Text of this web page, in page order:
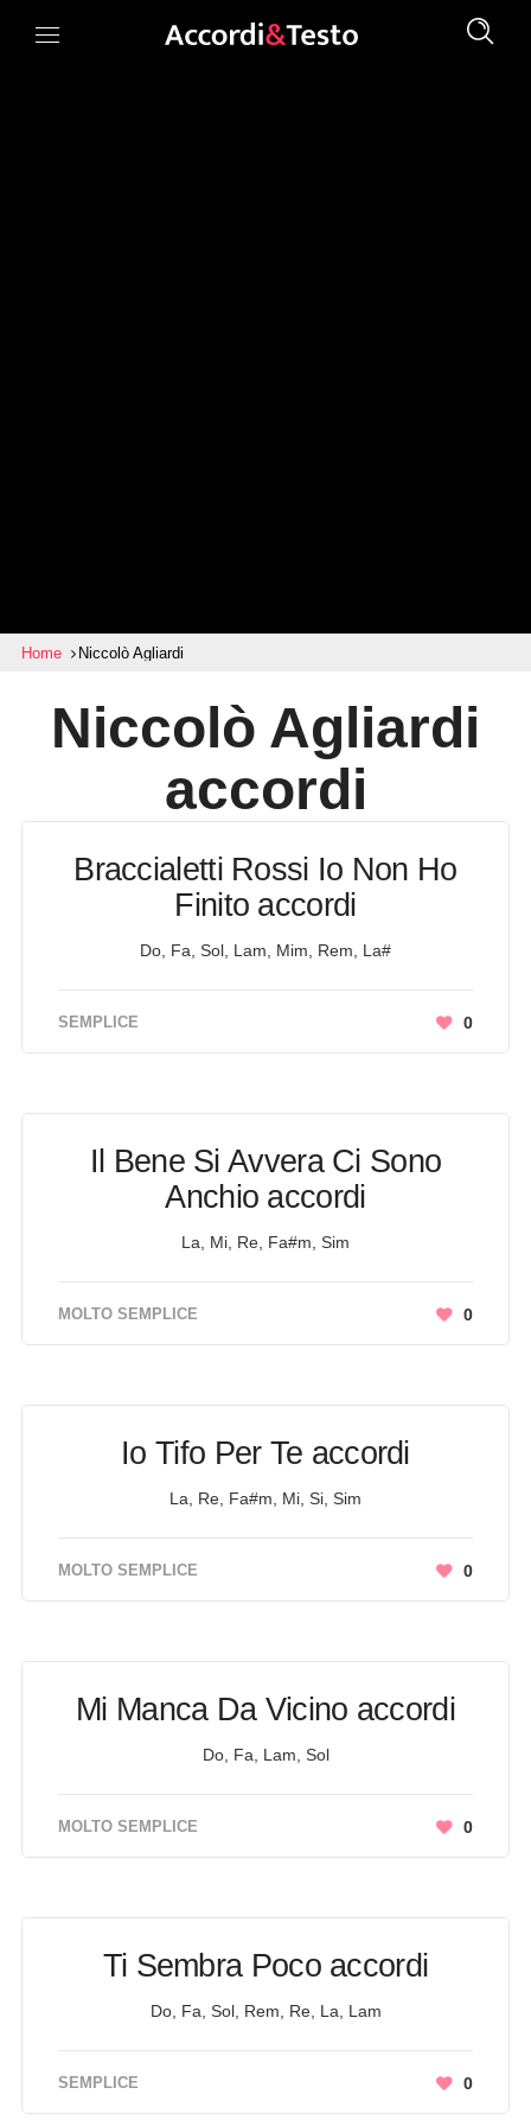
Home Niccolò Agliardi
Niccolò Agliardi
accordi
Braccialetti Rossi Io Non Ho
Finito accordi
Do, Fa, Sol, Lam, Mim, Rem, La#
SEMPLICE 0
Il Bene Si Avvera Ci Sono
Anchio accordi
La, Mi, Re, Fa#m, Sim
MOLTO SEMPLICE 0
Io Tifo Per Te accordi
La, Re, Fa#m, Mi, Si, Sim
MOLTO SEMPLICE 0
Mi Manca Da Vicino accordi
Do, Fa, Lam, Sol
MOLTO SEMPLICE 0
Ti Sembra Poco accordi
Do, Fa, Sol, Rem, Re, La, Lam
SEMPLICE 0